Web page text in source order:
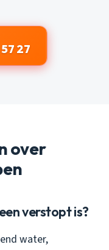
27
over
verstopt is?
water,